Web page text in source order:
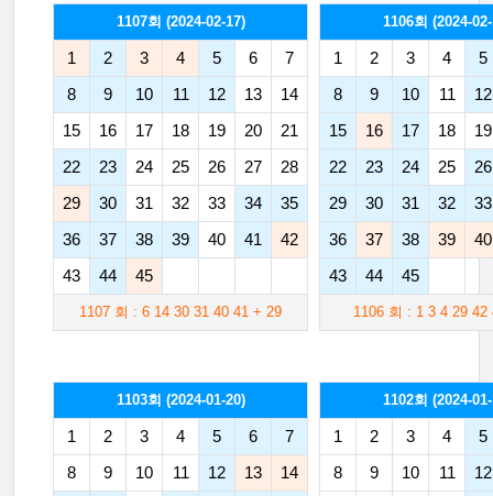
1107회 (2024-02-17)
1 2 3 4 5 6 7
8 9 10 11 12 13 14
15 16 17 18 19 20 21
22 23 24 25 26 27 28
29 30 31 32 33 34 35
36 37 38 39 40 41 42
43 44 45
1107 회 : 6 14 30 31 40 41 + 29
1106회 (2024-
1 2 3 4 5
8 9 10 11 12
15 16 17 18 19
22 23 24 25 26
29 30 31 32 33
36 37 38 39 40
43 44 45
1106 회 : 1 3 4 29 42
1103회 (2024-01-20)
1 2 3 4 5 6 7
8 9 10 11 12 13 14
1102회 (2024-
1 2 3 4 5
8 9 10 11 12